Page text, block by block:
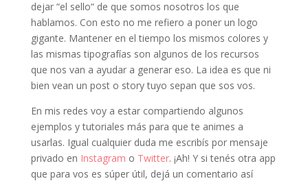
dejar “el sello“ de que somos nosotros los que
hablamos. Con esto no me refiero a poner un logo
gigante. Mantener en el tiempo los mismos colores y
las mismas tipografías son algunos de los recursos
que nos van a ayudar a generar eso. La idea es que ni
bien vean un post o story tuyo sepan que sos vos.
En mis redes voy a estar compartiendo algunos
ejemplos y tutoriales más para que te animes a
usarlas. Igual cualquier duda me escribís por mensaje
privado en Instagram o Twitter. ¡Ah! Y si tenés otra app
que para vos es súper útil, dejá un comentario así